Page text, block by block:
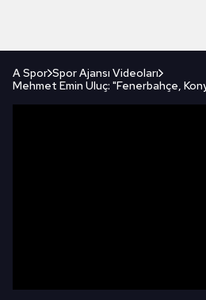
A Spor Spor Ajansı Videoları